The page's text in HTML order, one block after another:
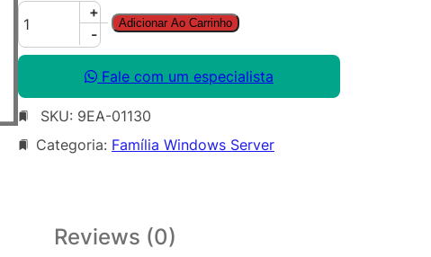
W
n
v
r
D
+
-
Adicionar Ao Carrinho
Fale com um especialista
SKU: 9EA-01130
Categoria: Família Windows Server
Reviews (0)